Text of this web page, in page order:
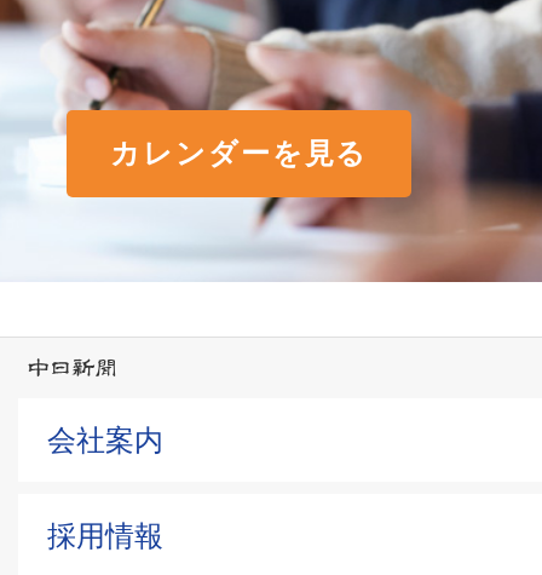
カレンダーを見る
会社案内
採用情報